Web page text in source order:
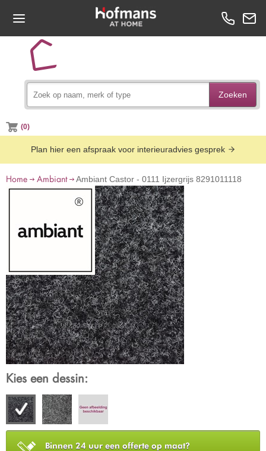
Zoeken
(0)
Plan hier een afspraak voor interieuradvies gesprek
Home Ambiant Ambiant Castor - 0111 Ijzergrijs 8291011118
Kies een dessin:
Binnen 24 uur een offerte op maat?